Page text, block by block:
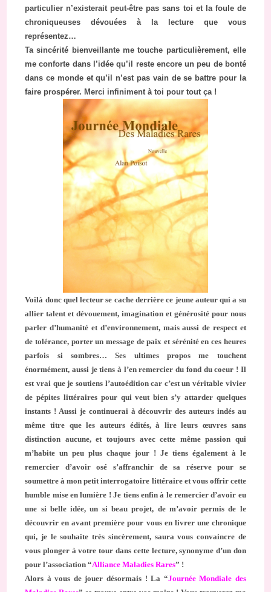
particulier n’existerait peut-être pas sans toi et la foule de
chroniqueuses dévouées à la lecture que vous
représentez…
Ta sincérité bienveillante me touche particulièrement, elle
me conforte dans l’idée qu’il reste encore un peu de bonté
dans ce monde et qu’il n’est pas vain de se battre pour la
faire prospérer. Merci infiniment à toi pour tout ça !
Voilà donc quel lecteur se cache derrière ce jeune auteur qui a su
allier talent et dévouement, imagination et générosité pour nous
parler d’humanité et d’environnement, mais aussi de respect et
de tolérance, porter un message de paix et sérénité en ces heures
parfois si sombres… Ses ultimes propos me touchent
énormément, aussi je tiens à l’en remercier du fond du coeur ! Il
est vrai que je soutiens l’autoédition car c’est un véritable vivier
de pépites littéraires pour qui veut bien s’y attarder quelques
instants ! Aussi je continuerai à découvrir des auteurs indés au
même titre que les auteurs édités, à lire leurs œuvres sans
distinction aucune, et toujours avec cette même passion qui
m’habite un peu plus chaque jour ! Je tiens également à le
remercier d’avoir osé s’affranchir de sa réserve pour se
soumettre à mon petit interrogatoire littéraire et vous offrir cette
humble mise en lumière ! Je tiens enfin à le remercier d’avoir eu
une si belle idée, un si beau projet, de m’avoir permis de le
découvrir en avant première pour vous en livrer une chronique
qui, je le souhaite très sincèrement, saura vous convaincre de
vous plonger à votre tour dans cette lecture, synonyme d’un don
pour l’association “Alliance Maladies Rares” !
Alors à vous de jouer désormais ! La “Journée Mondiale des